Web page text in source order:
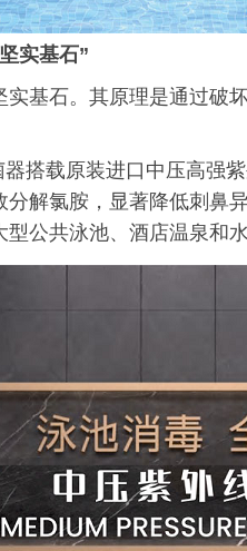
实基石”
基石。其原理是通过破
搭载原装进口中压高强
分解氯胺，显著降低刺鼻
公共泳池、酒店温泉和